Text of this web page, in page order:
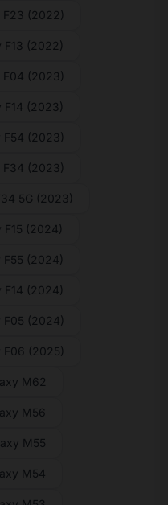
F23 (2022)
F13 (2022)
F04 (2023)
F14 (2023)
F54 (2023)
F34 (2023)
5G (2023)
F15 (2024)
F55 (2024)
F14 (2024)
F05 (2024)
F06 (2025)
M62
M56
M55
M54